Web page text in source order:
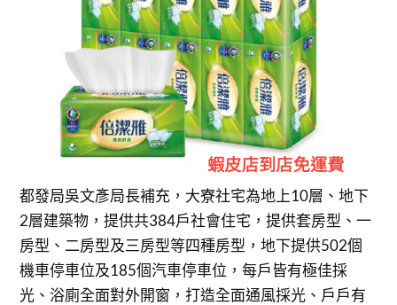
都發局吳文彥局長補充，大寮社宅為地上10層、地下
2層建築物，提供共384戶社會住宅，提供套房型、一
房型、二房型及三房型等四種房型，地下提供502個
機車停車位及185個汽車停車位，每戶皆有極佳採
光、浴廁全面對外開窗，打造全面通風採光、戶戶有